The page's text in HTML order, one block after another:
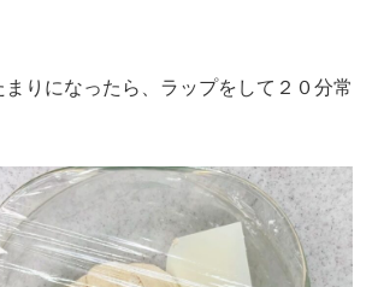
りになったら、ラップをして２０分常